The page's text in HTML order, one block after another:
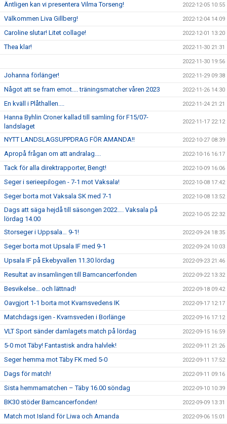
Äntligen kan vi presentera Vilma Torseng! 2022-12-05 10:55
Välkommen Liva Gillberg! 2022-12-04 14:09
Caroline slutar! Litet collage! 2022-12-01 13:20
Thea klar! 2022-11-30 21:31
2022-11-30 19:56
Johanna förlänger! 2022-11-29 09:38
Något att se fram emot.... träningsmatcher våren 2023 2022-11-26 14:30
En kväll i Plåthallen.... 2022-11-24 21:21
Hanna Byhlin Croner kallad till samling för F15/07-
landslaget
2022-11-17 22:12
NYTT LANDSLAGSUPPDRAG FÖR AMANDA!! 2022-10-27 08:39
Apropå frågan om att andralag.... 2022-10-16 16:17
Tack för alla direktrapporter, Bengt! 2022-10-09 16:06
Seger i serieepilogen - 7-1 mot Vaksala! 2022-10-08 17:42
Seger borta mot Vaksala SK med 7-1 2022-10-08 13:52
Dags att säga hejdå till säsongen 2022…. Vaksala på
lördag 14.00
2022-10-05 22:32
Storseger i Uppsala… 9-1! 2022-09-24 18:35
Seger borta mot Upsala IF med 9-1 2022-09-24 10:03
Upsala IF på Ekebyvallen 11.30 lördag 2022-09-23 21:46
Resultat av insamlingen till Barncancerfonden 2022-09-22 13:32
Besvikelse… och lättnad! 2022-09-18 09:42
Oavgjort 1-1 borta mot Kvarnsvedens IK 2022-09-17 12:17
Matchdags igen - Kvarnsveden i Borlänge 2022-09-16 17:12
VLT Sport sänder damlagets match på lördag 2022-09-15 16:59
5-0 mot Täby! Fantastisk andra halvlek! 2022-09-11 21:26
Seger hemma mot Täby FK med 5-0 2022-09-11 17:52
Dags för match! 2022-09-11 09:16
Sista hemmamatchen – Täby 16.00 söndag 2022-09-10 10:39
BK30 stöder Barncancerfonden! 2022-09-09 13:31
Match mot Island för Liwa och Amanda 2022-09-06 15:01